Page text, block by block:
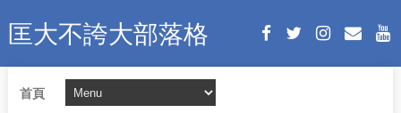
匡大不誇大部落格
首頁